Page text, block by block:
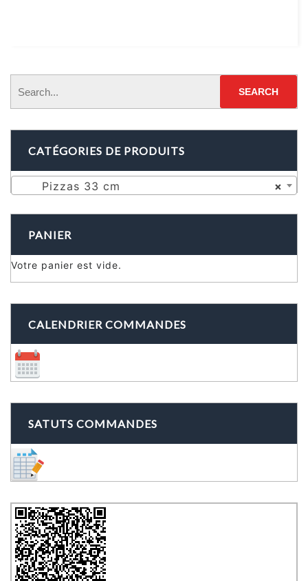
CATÉGORIES DE PRODUITS
×
Pizzas 33 cm
PANIER
Votre panier est vide.
CALENDRIER COMMANDES
SATUTS COMMANDES